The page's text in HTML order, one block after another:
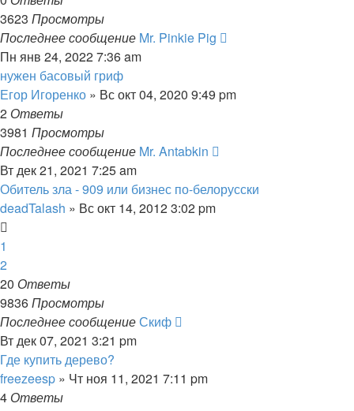
3623 Просмотры
Последнее сообщение Mr. Pinkie Pig
Пн янв 24, 2022 7:36 am
нужен басовый гриф
Егор Игоренко » Вс окт 04, 2020 9:49 pm
2 Ответы
3981 Просмотры
Последнее сообщение Mr. Antabkin
Вт дек 21, 2021 7:25 am
Обитель зла - 909 или бизнес по-белорусски
deadTalash » Вс окт 14, 2012 3:02 pm
1
2
20 Ответы
9836Просмотры
Последнее сообщениеСкиф
Вт дек 07, 2021 3:21 pm
Где купить дерево?
freezeesp » Чт ноя 11, 2021 7:11 pm
4 Ответы